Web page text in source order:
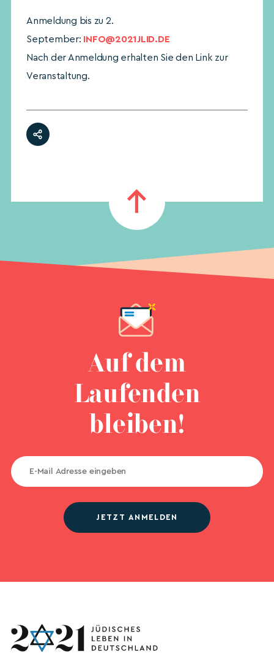
Anmeldung bis zu 2.
September: INFO@2021JLID.DE
Nach der Anmeldung erhalten Sie den Link zur
Veranstaltung.
Auf dem
Laufenden
bleiben!
JETZT ANMELDEN